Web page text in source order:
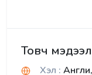
Товч
Хэл : Англи,